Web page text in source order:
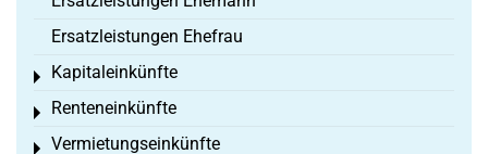
Ersatzleistungen Ehefrau
Kapitaleinkünfte
Toggle menu
Renteneinkünfte
Toggle menu
Vermietungseinkünfte